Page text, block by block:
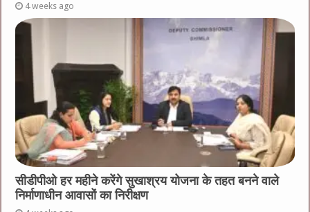
4 weeks ago
सीडीपीओ हर महीने करेंगे सुखाश्रय योजना के तहत बनने वाले
निर्माणाधीन आवासों का निरीक्षण